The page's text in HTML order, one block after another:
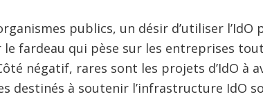
publics, un désir d’utiliser
fardeau qui pèse sur les entreprises
négatif, rares sont les projets d’IdO à
destinés à soutenir l’infrastructure IdO